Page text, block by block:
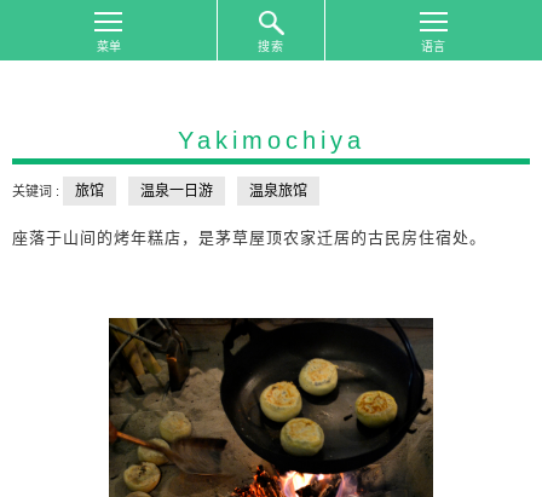
搜索
按
照
游
览
地
Yakimochiya
关键词 : 旅馆 温泉一日游 温泉旅馆
座落于山间的烤年糕店，是茅草屋顶农家迁居的古民房住宿处。